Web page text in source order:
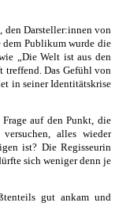
den Darsteller:innen von
dem Publikum wurde die
„Die Welt ist aus den
treffend. Das Gefühl von
in seiner Identitätskrise
auf den Punkt, die
alles wieder
ist? Die Regisseurin
sich weniger denn je
gut ankam und